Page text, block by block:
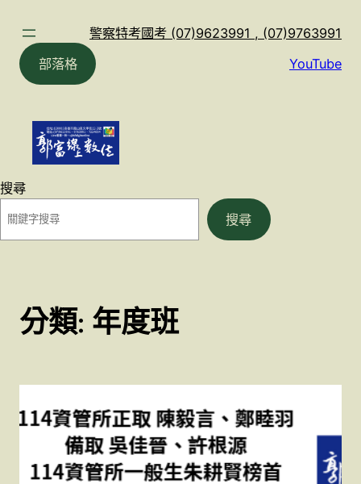
警察特考國考 (07)9623991 , (07)9763991
部落格
YouTube
搜尋
搜尋
分類: 年度班